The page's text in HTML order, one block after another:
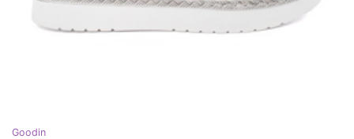
Goodin